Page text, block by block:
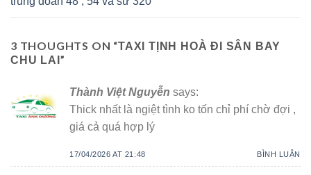
3 THOUGHTS ON “TAXI TỊNH HOÀ ĐI SÂN BAY
CHU LAI ”
Thành Việt Nguyễn says:
Thick nhất là ngiệt tình ko tốn chỉ phí chờ đợi ,
giá cả quá hợp lý
17/04/2026 AT 21:48 BÌNH LUẬN